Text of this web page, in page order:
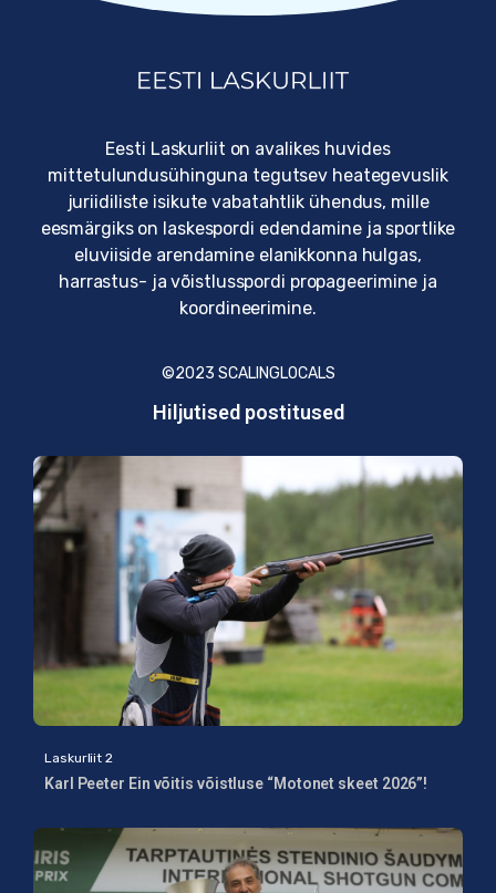
Eesti Laskurliit on avalikes huvides
mittetulundusühinguna tegutsev heategevuslik
juriidiliste isikute vabatahtlik ühendus, mille
eesmärgiks on laskespordi edendamine ja sportlike
eluviiside arendamine elanikkonna hulgas,
harrastus- ja võistlusspordi propageerimine ja
koordineerimine.
©2023 SCALINGLOCALS
Hiljutised postitused
Laskurliit 2
Karl Peeter Ein võitis võistluse “Motonet skeet 2026”!